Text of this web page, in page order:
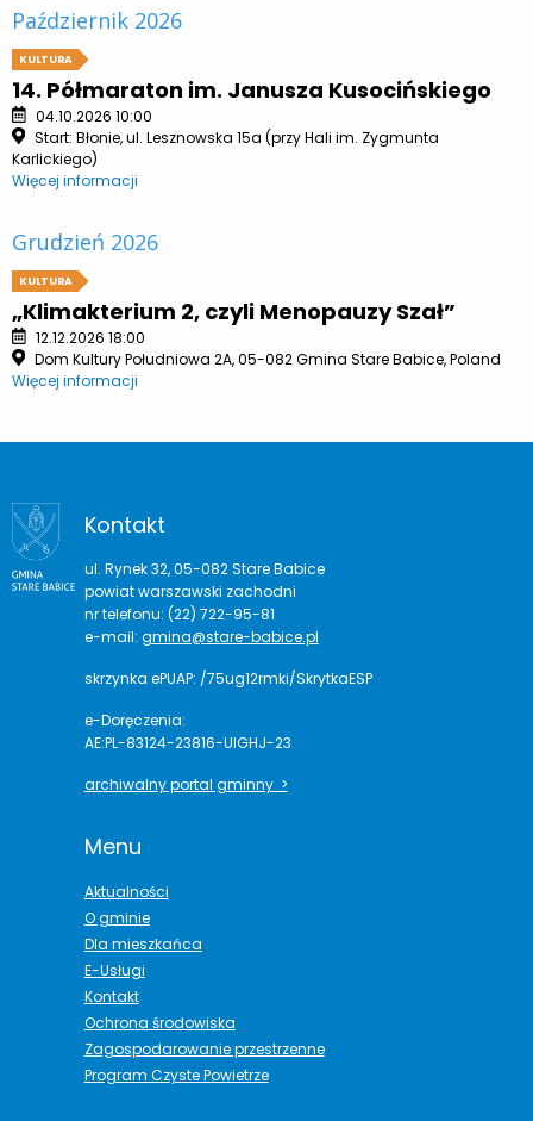
Październik 2026
KULTURA
14. Półmaraton im. Janusza Kusocińskiego
04.10.2026 10:00
Start: Błonie, ul. Lesznowska 15a (przy Hali im. Zygmunta
Karlickiego)
Więcej informacji
Grudzień 2026
KULTURA
„Klimakterium 2, czyli Menopauzy Szał”
12.12.2026 18:00
Dom Kultury Południowa 2A, 05-082 Gmina Stare Babice, Poland
Więcej informacji
Kontakt
ul. Rynek 32, 05-082 Stare Babice
powiat warszawski zachodni
nr telefonu: (22) 722-95-81
e-mail: gmina@stare-babice.pl
skrzynka ePUAP: /75ug12rmki/SkrytkaESP
e-Doręczenia:
AE:PL-83124-23816-UIGHJ-23
archiwalny portal gminny >
Menu
Aktualności
O gminie
Dla mieszkańca
E-Usługi
Kontakt
Ochrona środowiska
Zagospodarowanie przestrzenne
Program Czyste Powietrze